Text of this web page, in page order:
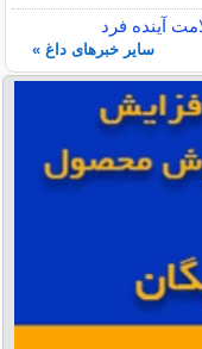
آینده فرد
سایر خبرهای داغ »